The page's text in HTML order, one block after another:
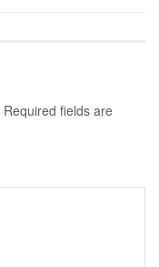
Required fields are